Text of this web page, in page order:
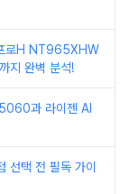
로H NT965XHW
지 완벽 분석!
과 라이젠 AI
선택 전 필독 가이